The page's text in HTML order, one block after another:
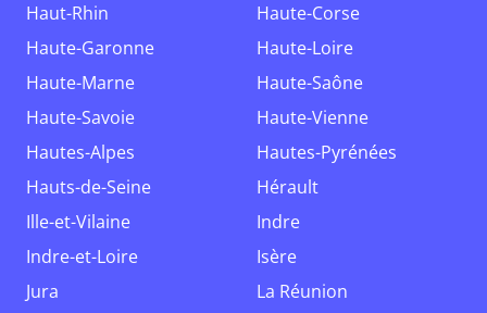
Haut-Rhin
Haute-Corse
Haute-Garonne
Haute-Loire
Haute-Marne
Haute-Saône
Haute-Savoie
Haute-Vienne
Hautes-Alpes
Hautes-Pyrénées
Hauts-de-Seine
Hérault
Ille-et-Vilaine
Indre
Indre-et-Loire
Isère
Jura
La Réunion